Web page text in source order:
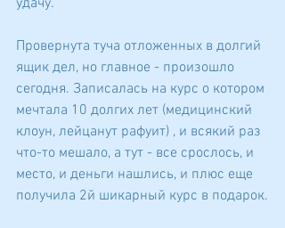
Провернута туча отложенных в долгий
ящик дел, но главное - произошло
сегодня. Записалась на курс о котором
мечтала 10 долгих лет (медицинский
клоун, лейцанут рафуит) , и всякий раз
что-то мешало, а тут - все срослось, и
место, и деньги нашлись, и плюс еще
получила 2й шикарный курс в подарок.